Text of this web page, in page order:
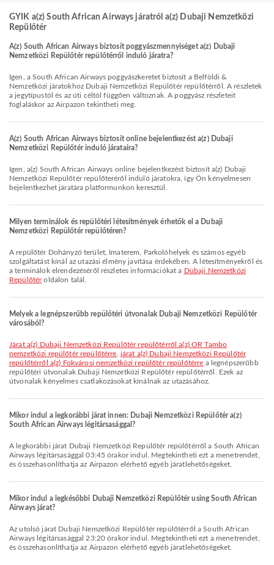
GYIK a(z) South African Airways járatról a(z) Dubaji Nemzetközi
Repülőtér
A(z) South African Airways biztosít poggyászmennyiséget a(z) Dubaji
Nemzetközi Repülőtér repülőtérről induló járatra?
Igen, a South African Airways poggyászkeretet biztosít a Belföldi &
Nemzetközi járatokhoz Dubaji Nemzetközi Repülőtér repülőtérről. A részletek
a jegytípustól és az úti céltól függően változnak. A poggyász részleteit
foglaláskor az Airpazon tekintheti meg.
A(z) South African Airways biztosít online bejelentkezést a(z) Dubaji
Nemzetközi Repülőtér induló járataira?
Igen, a(z) South African Airways online bejelentkezést biztosít a(z) Dubaji
Nemzetközi Repülőtér repülőteréről induló járatokra, így Ön kényelmesen
bejelentkezhet járatára platformunkon keresztül.
Milyen terminálok és repülőtéri létesítmények érhetők el a Dubaji
Nemzetközi Repülőtér repülőtéren?
A repülőtér Dohányzó terület, Imaterem, Parkolóhelyek és számos egyéb
szolgáltatást kínál az utazási élmény javítása érdekében. A létesítményekről és
a terminálok elrendezéséről részletes információkat a Dubaji Nemzetközi
Repülőtéroldalon talál.
Melyek a legnépszerűbb repülőtéri útvonalak Dubaji Nemzetközi Repülőtér
városából?
járat a(z) Dubaji Nemzetközi Repülőtér repülőtérről a(z) OR Tambo
nemzetközi repülőtér repülőtérre járat a(z) Dubaji Nemzetközi Repülőtér
repülőtérről a(z) Fokvárosi nemzetközi repülőtér repülőtérre a legnépszerűbb
repülőtéri útvonalak Dubaji Nemzetközi Repülőtér repülőtérről. Ezek az
útvonalak kényelmes csatlakozásokat kínálnak az utazásához.
Mikor indul a legkorábbi járat innen: Dubaji Nemzetközi Repülőtér a(z)
South African Airways légitársasággal?
A legkorábbi járat Dubaji Nemzetközi Repülőtér repülőtérről a South African
Airways légitársasággal 03:45 órakor indul. Megtekintheti ezt a menetrendet,
és összehasonlíthatja az Airpazon elérhető egyéb járatlehetőségeket.
Mikor indul a legkésőbbi Dubaji Nemzetközi Repülőtér using South African
Airways járat?
Az utolsó járat Dubaji Nemzetközi Repülőtér repülőtérről a South African
Airways légitársasággal 23:20 órakor indul. Megtekintheti ezt a menetrendet,
és összehasonlíthatja az Airpazon elérhető egyéb járatlehetőségeket.